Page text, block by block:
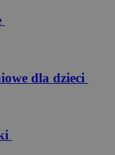
dla dzieci